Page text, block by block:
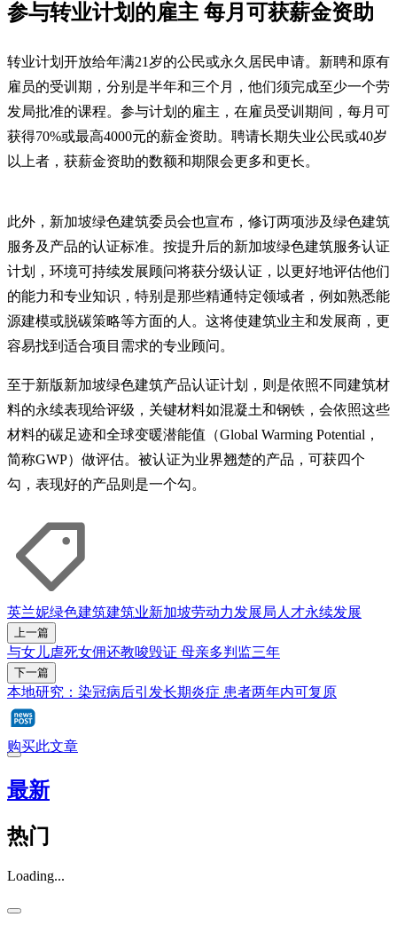
参与转业计划的雇主 每月可获薪金资助
转业计划开放给年满21岁的公民或永久居民申请。新聘和原有
雇员的受训期，分别是半年和三个月，他们须完成至少一个劳
发局批准的课程。参与计划的雇主，在雇员受训期间，每月可
获得70%或最高4000元的薪金资助。聘请长期失业公民或40岁
以上者，获薪金资助的数额和期限会更多和更长。
此外，新加坡绿色建筑委员会也宣布，修订两项涉及绿色建筑
服务及产品的认证标准。按提升后的新加坡绿色建筑服务认证
计划，环境可持续发展顾问将获分级认证，以更好地评估他们
的能力和专业知识，特别是那些精通特定领域者，例如熟悉能
源建模或脱碳策略等方面的人。这将使建筑业主和发展商，更
容易找到适合项目需求的专业顾问。
至于新版新加坡绿色建筑产品认证计划，则是依照不同建筑材
料的永续表现给评级，关键材料如混凝土和钢铁，会依照这些
材料的碳足迹和全球变暖潜能值（Global Warming Potential，
简称GWP）做评估。被认证为业界翘楚的产品，可获四个
勾，表现好的产品则是一个勾。
英兰妮绿色建筑建筑业新加坡劳动力发展局 人才永续发展
上一篇
与女儿虐死女佣还教唆毁证 母亲多判监三年
下一篇
本地研究：染冠病后引发长期炎症 患者两年内可复原
购买此文章
最新
热门
Loading...